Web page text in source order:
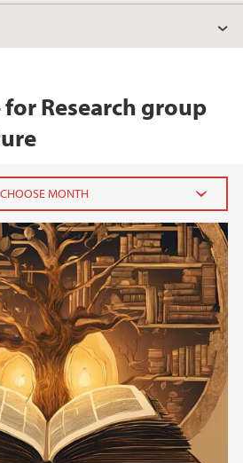
Research group
2024
November (3)
October (1)
June (2)
May (1)
April (2)
January (2)
2023